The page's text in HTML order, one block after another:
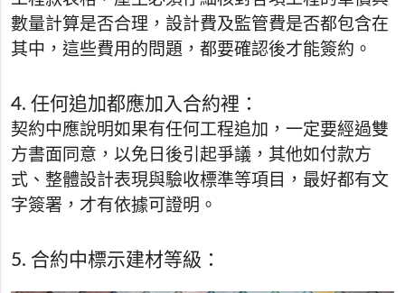
數量計算是否合理，設計費及監管費是否都包含在
其中，這些費用的問題，都要確認後才能簽約。
4. 任何追加都應加入合約裡：
契約中應說明如果有任何工程追加，一定要經過雙
方書面同意，以免日後引起爭議，其他如付款方
式、整體設計表現與驗收標準等項目，最好都有文
字簽署，才有依據可證明。
5. 合約中標示建材等級：